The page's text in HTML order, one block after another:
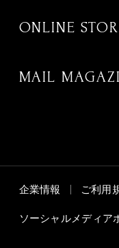
ONLINE
MAIL
企業情報 ご利用
ソーシャルメディア